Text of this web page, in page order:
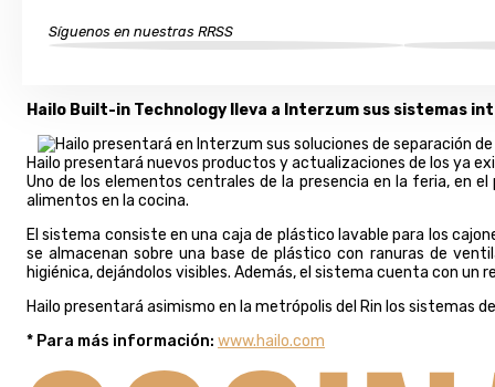
Síguenos en nuestras RRSS
Hailo Built-in Technology lleva a Interzum sus sistemas
Hailo presentará nuevos productos y actualizaciones de los ya
Uno de los elementos centrales de la presencia en la feria, en
alimentos en la cocina.
El sistema consiste en una caja de plástico lavable para los
se almacenan sobre una base de plástico con ranuras de
higiénica, dejándolos visibles. Además, el sistema cuenta con
Hailo presentará asimismo en la metrópolis del Rin los sistemas
* Para más información: www.hailo.com